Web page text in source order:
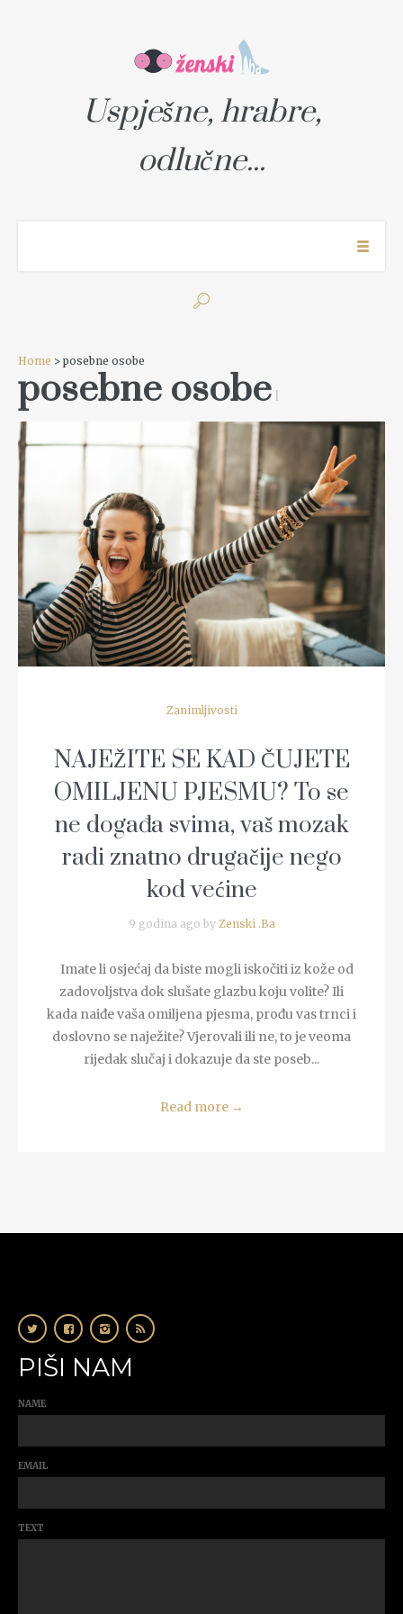
Uspješne, hrabre,
odlučne...
Home > posebne osobe
posebne osobe 1
READ MORE
Zanimljivosti
NAJEŽITE SE KAD ČUJETE
OMILJENU PJESMU? To se
ne događa svima, vaš mozak
radi znatno drugačije nego
kod većine
9 godina ago by Zenski .Ba
Imate li osjećaj da biste mogli iskočiti iz kože od
zadovoljstva dok slušate glazbu koju volite? Ili
kada naiđe vaša omiljena pjesma, prođu vas trnci i
doslovno se naježite? Vjerovali ili ne, to je veoma
rijedak slučaj i dokazuje da ste poseb...
Read more →
PIŠI NAM
NAME
EMAIL
TEXT